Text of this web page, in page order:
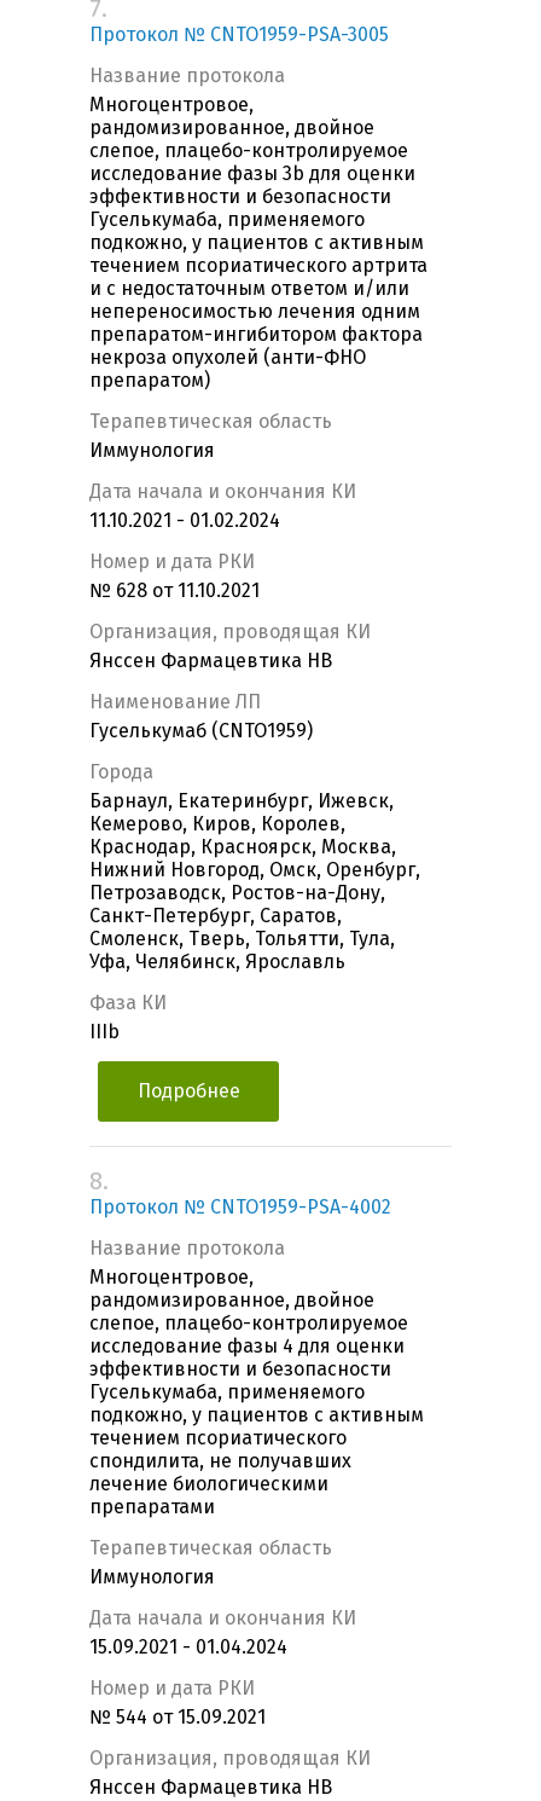
7.
Протокол № CNTO1959-PSA-3005
Название протокола
Многоцентровое,
рандомизированное, двойное
слепое, плацебо-контролируемое
исследование фазы 3b для оценки
эффективности и безопасности
Гуселькумаба, применяемого
подкожно, у пациентов с активным
течением псориатического артрита
и с недостаточным ответом и/или
непереносимостью лечения одним
препаратом-ингибитором фактора
некроза опухолей (анти-ФНО
препаратом)
Терапевтическая область
Иммунология
Дата начала и окончания КИ
11.10.2021 - 01.02.2024
Номер и дата РКИ
№ 628 от 11.10.2021
Организация, проводящая КИ
Янссен Фармацевтика НВ
Наименование ЛП
Гуселькумаб (CNTO1959)
Города
Барнаул, Екатеринбург, Ижевск,
Кемерово, Киров, Королев,
Краснодар, Красноярск, Москва,
Нижний Новгород, Омск, Оренбург,
Петрозаводск, Ростов-на-Дону,
Санкт-Петербург, Саратов,
Смоленск, Тверь, Тольятти, Тула,
Уфа, Челябинск, Ярославль
Фаза КИ
IIIb
Подробнее
8.
Протокол № CNTO1959-PSA-4002
Название протокола
Многоцентровое,
рандомизированное, двойное
слепое, плацебо-контролируемое
исследование фазы 4 для оценки
эффективности и безопасности
Гуселькумаба, применяемого
подкожно, у пациентов с активным
течением псориатического
спондилита, не получавших
лечение биологическими
препаратами
Терапевтическая область
Иммунология
Дата начала и окончания КИ
15.09.2021 - 01.04.2024
Номер и дата РКИ
№ 544 от 15.09.2021
Организация, проводящая КИ
Янссен Фармацевтика НВ